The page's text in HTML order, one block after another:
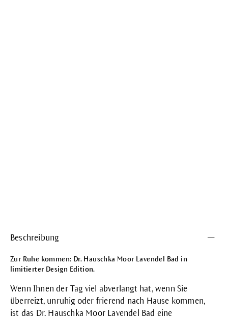
Beschreibung
Zur Ruhe kommen: Dr. Hauschka Moor Lavendel Bad in
limitierter Design Edition.
Wenn Ihnen der Tag viel abverlangt hat, wenn Sie
überreizt, unruhig oder frierend nach Hause kommen,
ist das Dr. Hauschka Moor Lavendel Bad eine